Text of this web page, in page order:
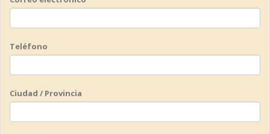
Teléfono
Ciudad / Provincia